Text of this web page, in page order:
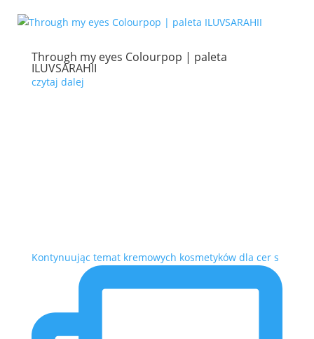
Through my eyes Colourpop | paleta
ILUVSARAHII
czytaj dalej
Kontynuując temat kremowych kosmetyków dla cer s